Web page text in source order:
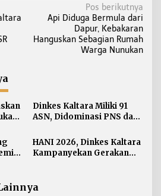
Pos berikutnya
Api Diduga Bermula dari
Dapur, Kebakaran
Hanguskan Sebagian Rumah
Warga Nunukan
Dinkes Kaltara Miliki 91
ASN, Didominasi PNS dan
HANI 2026, Dinkes Kaltara
Kampanyekan Gerakan